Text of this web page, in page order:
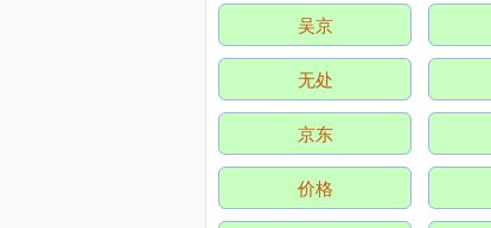
吴京
无处
京东
价格